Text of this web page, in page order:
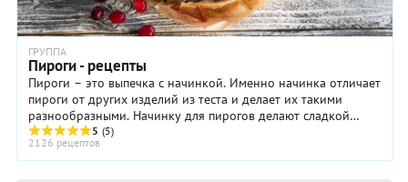
ГРУППА
Пироги - рецепты
Пироги – это выпечка с начинкой. Именно начинка отличает
пироги от других изделий из теста и делает их такими
разнообразными. Начинку для пирогов делают сладкой
(ягоды, фрукты, творог, мак) и ...
5 (5)
2126 рецептов